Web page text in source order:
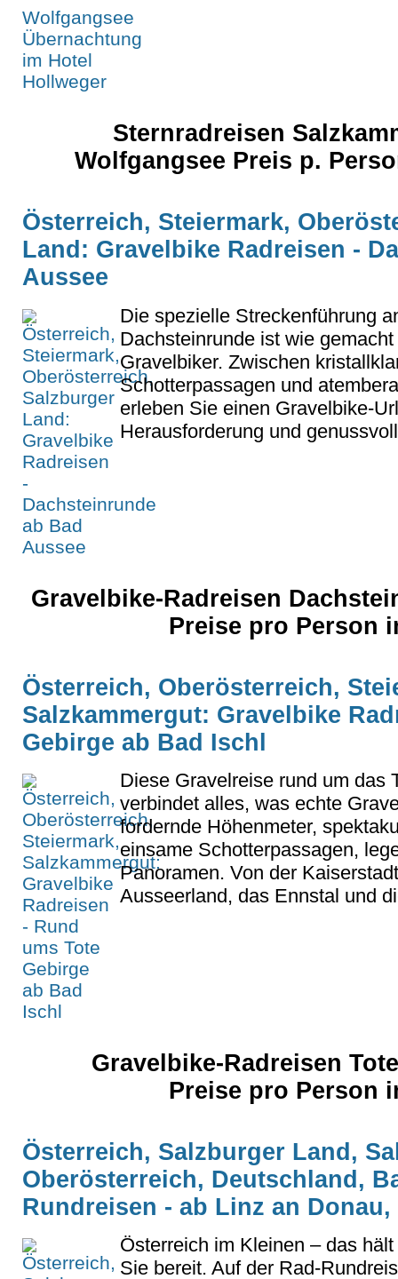
Sternradreisen
Wolfgangsee Preis p.
Österreich, Steiermark,
Land: Gravelbike Radreisen -
Aussee
Die spezielle Streckenführung
Dachsteinrunde ist wie
Gravelbiker. Zwischen
Schotterpassagen und
erleben Sie einen Gravelbike-
Herausforderung und
Gravelbike-Radreisen
Preise pro Person
Österreich, Oberösterreich,
Salzkammergut: Gravelbike
Gebirge ab Bad Ischl
Diese Gravelreise rund um das
verbindet alles, was echte
fordernde Höhenmeter,
einsame Schotterpassagen,
Panoramen. Von der
Ausseerland, das Ennstal und
Gravelbike-Radreisen
Preise pro Person
Österreich, Salzburger Land,
Oberösterreich, Deutschland,
Rundreisen - ab Linz an
Österreich im Kleinen – das
Sie bereit. Auf der Rad-